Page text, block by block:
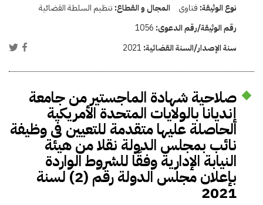
نوع الوثيقة: فتاوى المجال و القطاع: تنظيم السلطة القضائية
رقم الوثيقة/رقم الدعوى: 1056
سنة الإصدار/السنة القضائية: 2021
صلاحية شهادة الماجستير من جامعة
إنديانا بالولايات المتحدة الأمريكية
الحاصلة عليها متقدمة للتعيين فى وظيفة
نائب بمجلس الدولة نقلا من هيئة
النيابة الإدارية وفقًا للشروط الواردة
بإعلان مجلس الدولة رقم (2) لسنة
2021